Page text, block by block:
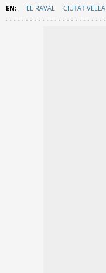
EL RAVAL CIUTAT VELLA